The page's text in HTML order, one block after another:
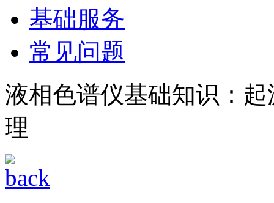
基础服务
常见问题
液相色谱仪基础知识：
理